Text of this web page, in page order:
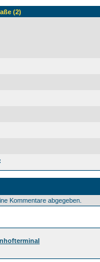
(2)
Kommentare abgegeben.